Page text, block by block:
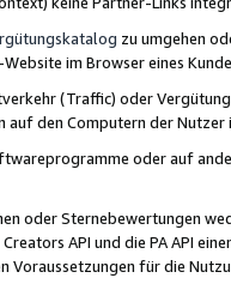
zu umgehen
im Browser eines
(Traffic) oder
auf den Computern der
oder auf
oder Sternebewertungen
API und die PA API
Voraussetzungen für die